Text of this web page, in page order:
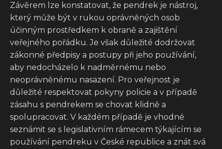
Závěrem lze konstatovat, že pendrek je nástroj,
který může být v rukou oprávněných osob
účinným prostředkem k obraně a zajištění
veřejného pořádku. Je však důležité dodržovat
zákonné předpisy a postupy při jeho používání,
aby nedocházelo k nadměrnému nebo
neoprávněnému nasazení. Pro veřejnost je
důležité respektovat pokyny policie a v případě
zásahu s pendrekem se chovat klidně a
spolupracovat. V každém případě je vhodné
seznámit se s legislativním rámecem týkajícím se
používání pendreku v České republice a znát svá